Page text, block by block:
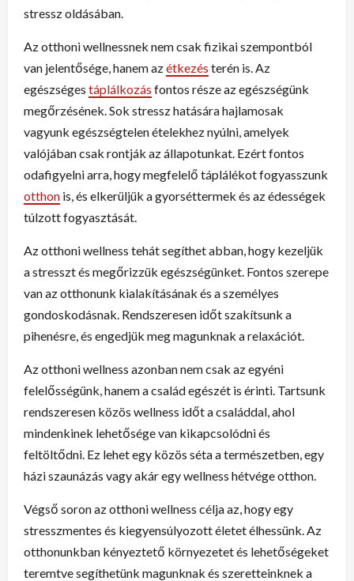
stressz oldásában.
Az otthoni wellnessnek nem csak fizikai szempontból
van jelentősége, hanem azétkezés terén is. Az
egészséges táplálkozás fontos része az egészségünk
megőrzésének. Sok stressz hatására hajlamosak
vagyunk egészségtelen ételekhez nyúlni, amelyek
valójában csak rontják az állapotunkat. Ezért fontos
odafigyelni arra, hogy megfelelő táplálékot fogyasszunk
otthon is, és elkerüljük a gyorséttermek és az édességek
túlzott fogyasztását.
Az otthoni wellness tehát segíthet abban, hogy kezeljük
a stresszt és megőrizzük egészségünket. Fontos szerepe
van az otthonunk kialakításának és a személyes
gondoskodásnak. Rendszeresen időt szakítsunk a
pihenésre, és engedjük meg magunknak a relaxációt.
Az otthoni wellness azonban nem csak az egyéni
felelősségünk, hanem a család egészét is érinti. Tartsunk
rendszeresen közös wellness időt a családdal, ahol
mindenkinek lehetősége van kikapcsolódni és
feltöltődni. Ez lehet egy közös séta a természetben, egy
házi szaunázás vagy akár egy wellness hétvége otthon.
Végső soron az otthoni wellness célja az, hogy egy
stresszmentes és kiegyensúlyozott életet élhessünk. Az
otthonunkban kényeztető környezetet és lehetőségeket
teremtve segíthetünk magunknak és szeretteinknek a